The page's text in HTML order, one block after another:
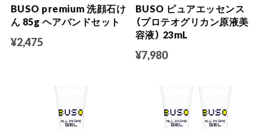
BUSO premium 洗顔石け
ん 85g ヘアバンドセット
¥2,475
BUSO ピュアエッセンス
（プロテオグリカン原液美
容液） 23mL
¥7,980